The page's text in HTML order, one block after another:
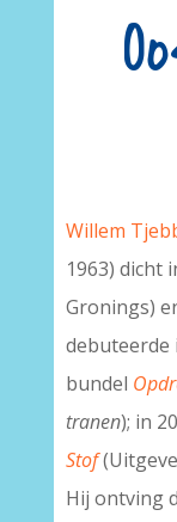
Willem
1963) dicht
Gronings)
debuteerde
bundel
tranen); in
Stof
Hij ontving